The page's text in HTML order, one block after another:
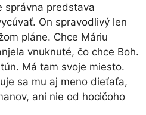
správna predstava
On spravodlivý len
pláne. Chce Máriu
vnuknuté, čo chce Boh.
Má tam svoje miesto.
sa mu aj meno dieťaťa,
ani nie od hocičoho